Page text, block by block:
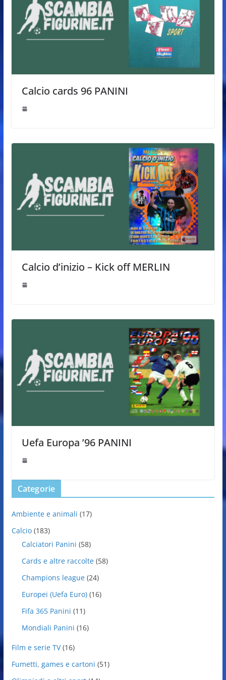
Calcio cards 96 PANINI
Calcio d’inizio – Kick off MERLIN
Uefa Europa ’96 PANINI
Categorie
Ambiente e animali (17)
Calcio(183)
Calciatori Panini (58)
Cards e altre raccolte(58)
Champions league(24)
Europei (Uefa Euro)(16)
Fifa 365 Panini (11)
Mondiali Panini (16)
Film e serie TV(16)
Fumetti, games e cartoni (51)